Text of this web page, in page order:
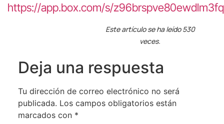
https://app.box.com/s/
Este artículo se ha leído 530
veces.
Deja una respuesta
Tu dirección de correo electrónico no será
publicada. Los campos obligatorios están
marcados con *